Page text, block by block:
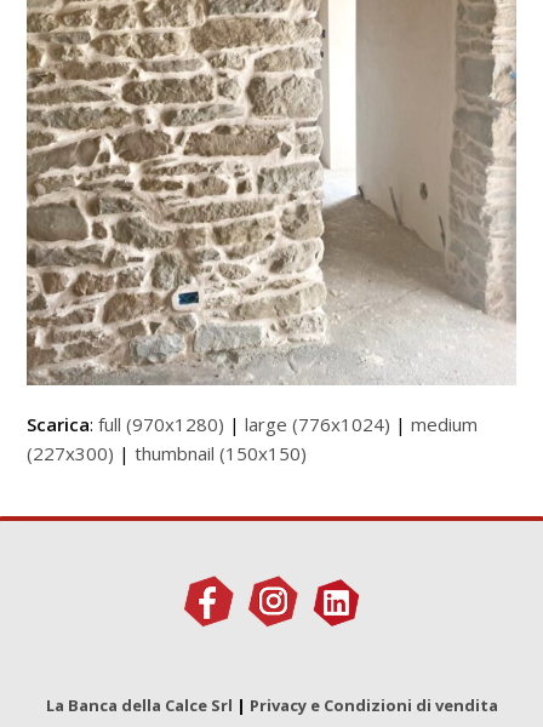
Scarica:full (970x1280) |large (776x1024) |medium
(227x300) |thumbnail (150x150)
La Banca della Calce Srl | Privacy e Condizioni di vendita